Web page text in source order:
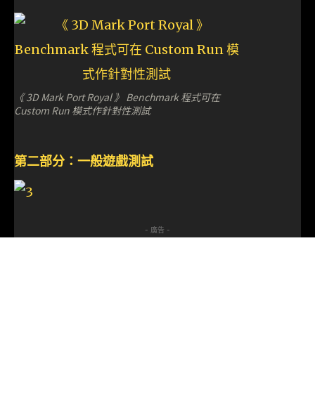
《 3D Mark Port Royal 》 Benchmark 程式可在
Custom Run 模式作針對性測試
第二部分：一般遊戲測試
- 廣告 -